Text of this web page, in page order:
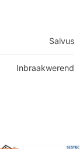
Salvus
Inbraakwerend